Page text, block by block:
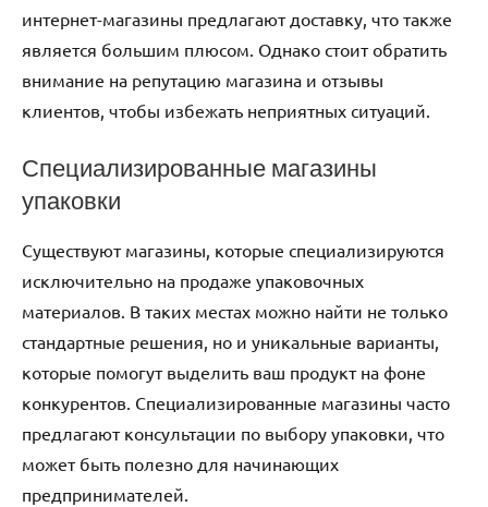
интернет-магазины предлагают доставку, что также
является большим плюсом. Однако стоит обратить
внимание на репутацию магазина и отзывы
клиентов, чтобы избежать неприятных ситуаций.
Специализированные магазины
упаковки
Существуют магазины, которые специализируются
исключительно на продаже упаковочных
материалов. В таких местах можно найти не только
стандартные решения, но и уникальные варианты,
которые помогут выделить ваш продукт на фоне
конкурентов. Специализированные магазины часто
предлагают консультации по выбору упаковки, что
может быть полезно для начинающих
предпринимателей.